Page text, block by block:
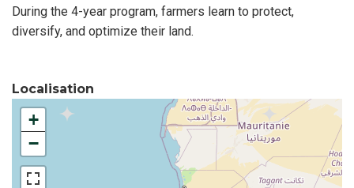
During the 4-year program, farmers learn to protect,
diversify, and optimize their land.
Localisation
+
−